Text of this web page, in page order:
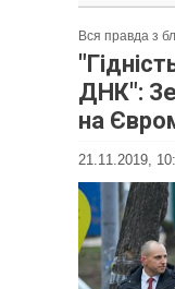
Вся правда з
ДНК":
на
21.11.2019,